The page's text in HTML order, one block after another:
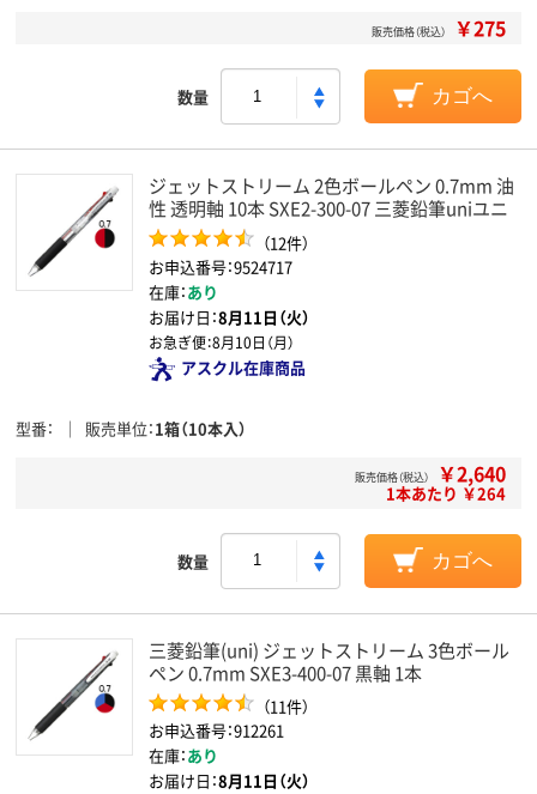
販売価格（税込） ￥275
数量 カゴへ
ジェットストリーム 2色ボールペン 0.7mm 油
性 透明軸 10本 SXE2-300-07 三菱鉛筆uniユニ
（12件）
お申込番号：9524717
在庫：あり
お届け日：8月11日（火）
お急ぎ便：8月10日（月）
アスクル在庫商品
型番 販売単位 1箱（10本入）
販売価格（税込） ￥2,640
1本あたり ￥264
数量 カゴへ
三菱鉛筆(uni) ジェットストリーム 3色ボール
ペン 0.7mm SXE3-400-07 黒軸 1本
（11件）
お申込番号：912261
在庫：あり
お届け日：8月11日（火）